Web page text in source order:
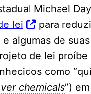
Michael Day
lei
para
e algumas de
de lei proíbe
como
chemicals”)